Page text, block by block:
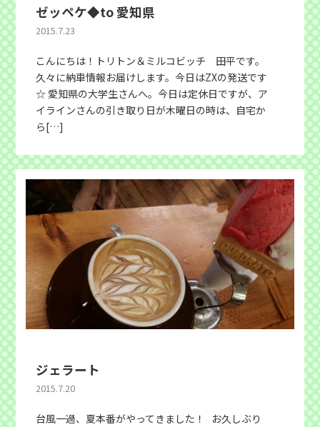
ゼッペケ◆to 愛知県
2015.7.23
こんにちは！トリトン＆ミルコビッチ 田平です。
久々に納車情報お届けします。今日はZXの発送です
☆ 愛知県の大学生さんへ。今日は定休日ですが、ア
イラインさんの引き取り日が木曜日の時は、自宅か
ら[…]
ジェラート
2015.7.20
台風一過、夏本番がやってきました！ お久しぶり